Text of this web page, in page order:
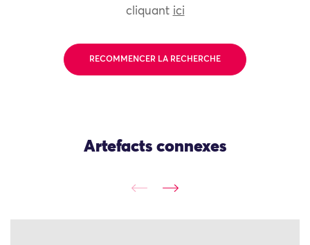
cliquant ici
RECOMMENCER LA RECHERCHE
Artefacts connexes